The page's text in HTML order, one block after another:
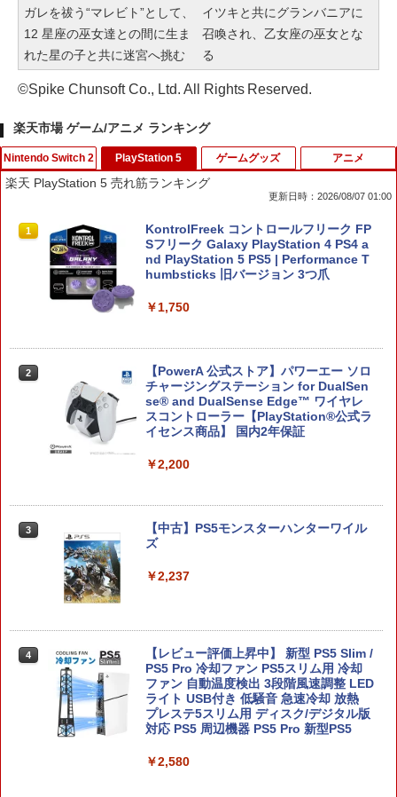
ガレを祓う“マレビト”として、
12 星座の巫女達との間に生ま
れた星の子と共に迷宮へ挑む
イツキと共にグランバニアに
召喚され、乙女座の巫女とな
る
©Spike Chunsoft Co., Ltd. All Rights Reserved.
楽天市場 ゲーム/アニメ ランキング
Nintendo Switch 2
1
【新品】Nintendo Switch2ソフト ゼル
ダの伝説 ティアーズ オブ ザ キングダム
Nintendo Switch 2 Edition【加納店】
￥7,880
￥7,899
天堂公式ライセンス商品】送料無料 国内
2年保証
￥7,900
【特典】進撃の巨人3 Switch2版(【早
PlayStation 5
楽天 PlayStation 5 売れ筋ランキング
更新日時：2026/08/07 01:00
1
KontrolFreek コントロールフリーク FP
Sフリーク Galaxy PlayStation 4 PS4 a
nd PlayStation 5 PS5 | Performance T
humbsticks 旧バージョン 3つ爪
￥1,750
2
【PowerA 公式ストア】パワーエー ソロ
チャージングステーション for DualSen
se® and DualSense Edge™ ワイヤレ
スコントローラー【PlayStation®公式ラ
イセンス商品】 国内2年保証
￥2,200
3
【中古】PS5モンスターハンターワイル
ズ
￥2,237
4
【レビュー評価上昇中】 新型 PS5 Slim /
PS5 Pro 冷却ファン PS5スリム用 冷却
ファン 自動温度検出 3段階風速調整 LED
ライト USB付き 低騒音 急速冷却 放熱
プレステ5スリム用 ディスク/デジタル版
対応 PS5 周辺機器 PS5 Pro 新型PS5
￥2,580
ゲームグッズ アニメ